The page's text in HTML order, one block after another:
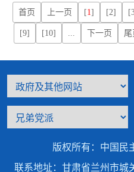
首页 上一页 [1 ] [2]
[9] [10] 下一页 尾
版权所有：中国民
联系地址：甘肃省兰州市城